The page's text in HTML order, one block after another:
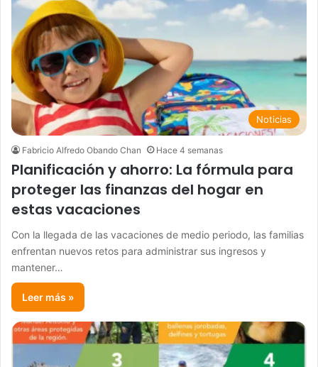
Noticias
Fabricio Alfredo Obando Chan Hace 4 semanas
Planificación y ahorro: La fórmula para
proteger las finanzas del hogar en
estas vacaciones
Con la llegada de las vacaciones de medio periodo, las familias
enfrentan nuevos retos para administrar sus ingresos y
mantener…
Leer más »